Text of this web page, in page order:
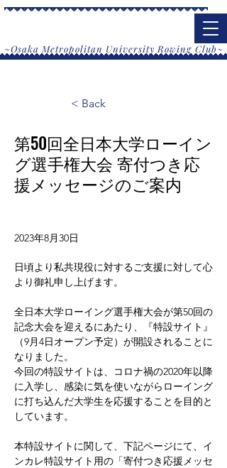
​~Osaka Metropolitan University Rowing Club~
< Back
第50回全日本大学ローイン
グ選手権大会 寄付つき応
援メッセージのご案内
2023年8月30日
日頃より私共現役に対するご支援に対して心
より御礼申し上げます。
全日本大学ローイング選手権大会が第50回の
記念大会を迎えるにあたり、『特設サイト』
（9月4日オープン予定）が開設されることに
なりました。
今回の特設サイトは、コロナ禍の2020年以降
に入学し、感染に気を使いながらローイング
に打ち込んだ大学生を応援することを目的と
しています。
本特設サイトに関して、下記ページにて、イ
ンカレ特設サイト用の「寄付つき応援メッセ